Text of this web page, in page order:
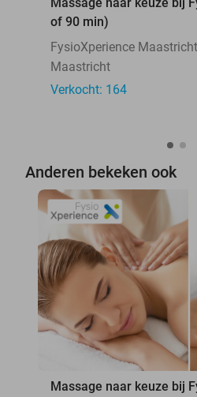
of 90 min)
FysioXperience Maastricht
Maastricht
Verkocht: 164
Anderen bekeken ook
Massage naar keuze bij